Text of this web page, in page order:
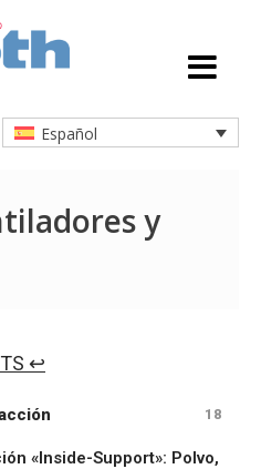
Español
y
↩
18
«Inside-Support»: Polvo,